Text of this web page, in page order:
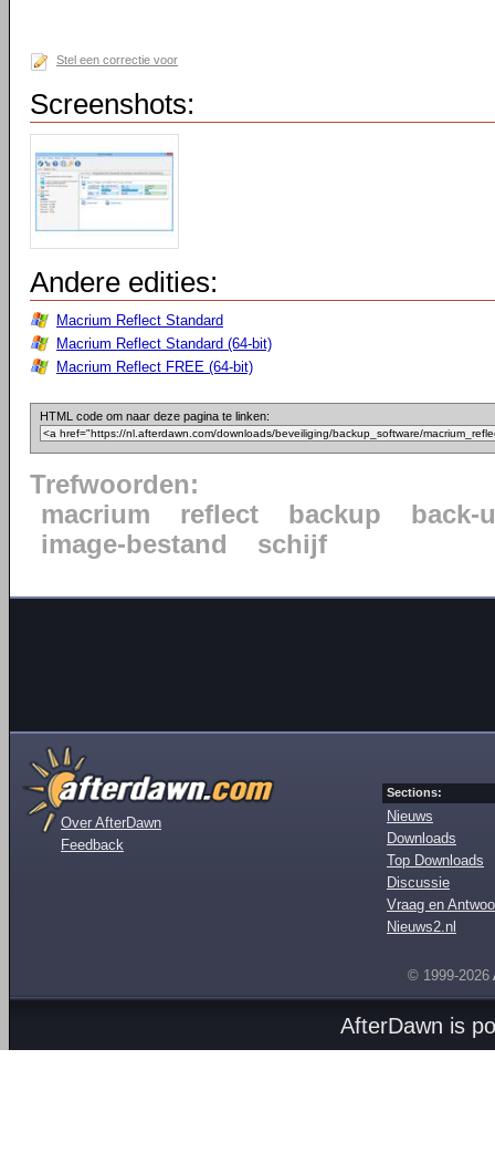
Stel een correctie voor
Screenshots:
Andere edities:
Macrium Reflect Standard
Macrium Reflect Standard (64-bit)
Macrium Reflect FREE (64-bit)
HTML code om naar deze pagina te linken:
Trefwoorden:
macrium
reflect backup
back-
image-bestand
schijf
Over AfterDawn
Feedback
Sections:
Nieuws
Downloads
Top Downloads
Discussie
Vraag en
Nieuws2.nl
© 1999-2026
AfterDawn is